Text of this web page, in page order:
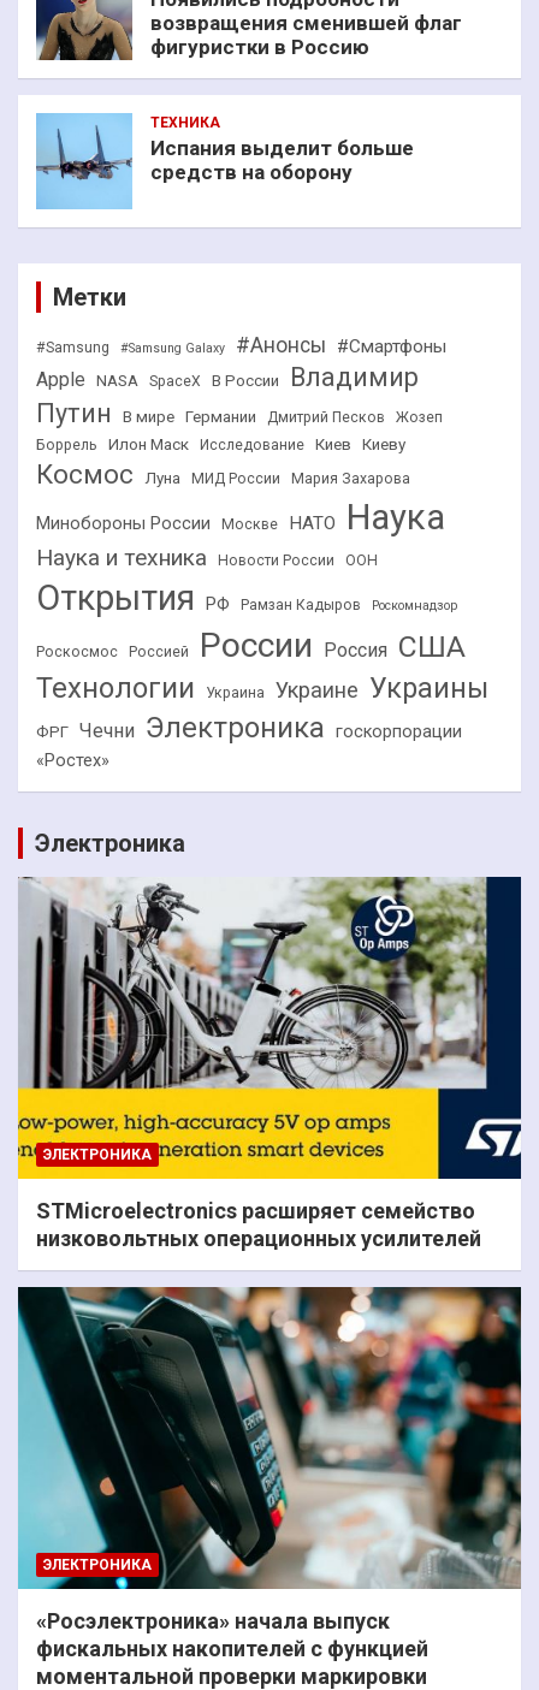
возвращения сменившей флаг
фигуристки в Россию
ТЕХНИКА
Испания выделит больше
средств на оборону
Метки
#Samsung #Samsung Galaxy #Анонсы #Смартфоны
Apple NASA SpaceX В России
Владимир
Путин
В мире Германии Дмитрий Песков
Жозеп
Боррель
Илон Маск Исследование Киев Киеву
Космос Луна МИД России Мария Захарова
Минобороны России Москве НАТО Наука
Наука и техника Новости России ООН
Открытия РФ Рамзан Кадыров Роскомнадзор
Роскосмос Россией России Россия США
Технологии Украина Украине Украины
ФРГ Чечни Электроника госкорпорации
«Ростех»
Электроника
ЭЛЕКТРОНИКА
STMicroelectronics расширяет семейство
низковольтных операционных усилителей
ЭЛЕКТРОНИКА
«Росэлектроника» начала выпуск
фискальных накопителей с функцией
моментальной проверки маркировки